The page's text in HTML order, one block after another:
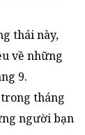
thái này,
về những
9.
tháng
người bạn